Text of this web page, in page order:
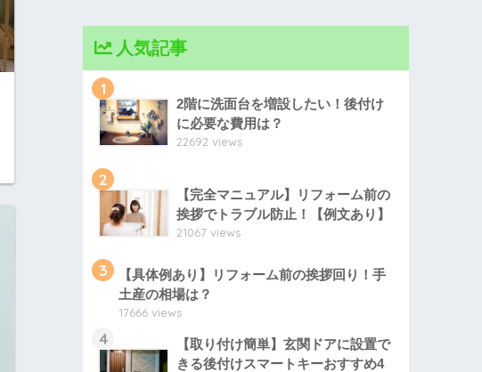
人気記事
1
2階に洗面台を増設したい！後付け
に必要な費用は？
22692 views
2
【完全マニュアル】リフォーム前の
挨拶でトラブル防止！【例文あり】
21067 views
3
【具体例あり】リフォーム前の挨拶回り！手
土産の相場は？
17666 views
4
【取り付け簡単】玄関ドアに設置で
きる後付けスマートキーおすすめ4